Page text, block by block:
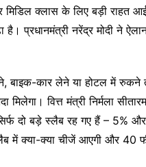
क्लास के लिए बड़ी राहत
प्रधानमंत्री नरेंद्र मोदी ने
बाइक-कार लेने या होटल में रुकने
मिलेगा। वित्त मंत्री निर्मला
दो बड़े स्लैब रह गए हैं – 5%
क्या-क्या चीजें आएगी और 40